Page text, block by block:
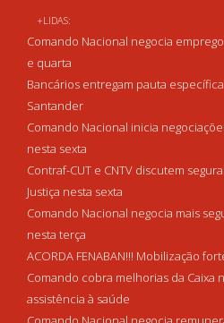
+LIDAS:
Comando Nacional negocia
e quarta
Bancários entregam pauta
Santander
Comando Nacional inicia
nesta sexta
Contraf-CUT e CNTV discutem
Justiça nesta sexta
Comando Nacional negocia mais
nesta terça
ACORDA FENABAN!!! Mobilização
Comando cobra melhorias da Caixa
assistência à saúde